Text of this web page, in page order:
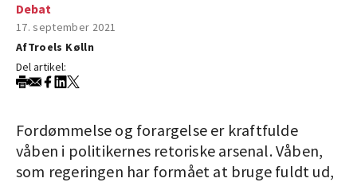
Debat
17. september 2021
AfTroels Kølln
Del artikel:
Fordømmelse og forargelse er kraftfulde
våben i politikernes retoriske arsenal. Våben,
som regeringen har formået at bruge fuldt ud,